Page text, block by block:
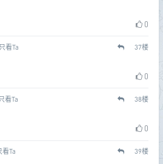
0
只看Ta 37楼
0
看Ta 38楼
0
看Ta 39楼